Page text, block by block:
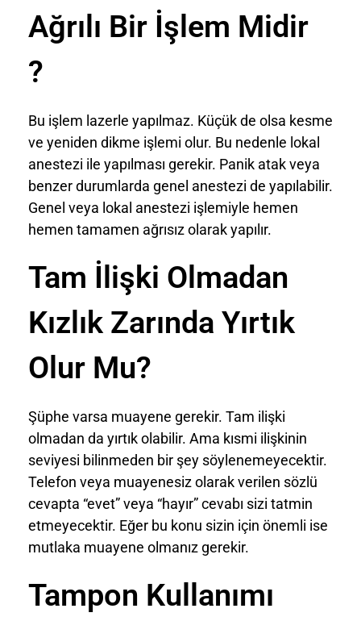
Ağrılı Bir İşlem Midir
?
Bu işlem lazerle yapılmaz. Küçük de olsa kesme
ve yeniden dikme işlemi olur. Bu nedenle lokal
anestezi ile yapılması gerekir. Panik atak veya
benzer durumlarda genel anestezi de yapılabilir.
Genel veya lokal anestezi işlemiyle hemen
hemen tamamen ağrısız olarak yapılır.
Tam İlişki Olmadan
Kızlık Zarında Yırtık
Olur Mu?
Şüphe varsa muayene gerekir. Tam ilişki
olmadan da yırtık olabilir. Ama kısmi ilişkinin
seviyesi bilinmeden bir şey söylenemeyecektir.
Telefon veya muayenesiz olarak verilen sözlü
cevapta “evet” veya “hayır” cevabı sizi tatmin
etmeyecektir. Eğer bu konu sizin için önemli ise
mutlaka muayene olmanız gerekir.
Tampon Kullanımı